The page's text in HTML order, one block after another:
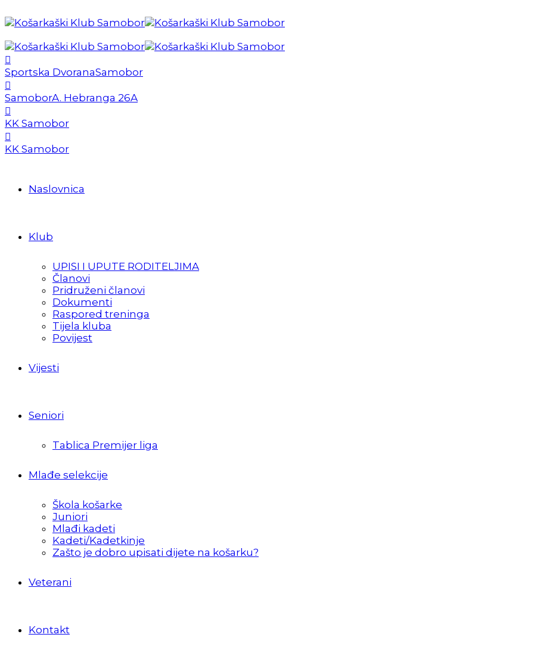
Sportska DvoranaSamobor
SamoborA. Hebranga 26A
KK Samobor
KK Samobor
Naslovnica
Klub
UPISI I UPUTE RODITELJIMA
Članovi
Pridruženi članovi
Dokumenti
Raspored treninga
Tijela kluba
Povijest
Vijesti
Seniori
Tablica Premijer liga
Mlađe selekcije
Škola košarke
Juniori
Mlađi kadeti
Kadeti/Kadetkinje
Zašto je dobro upisati dijete na košarku?
Veterani
Kontakt